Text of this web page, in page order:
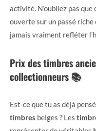
activité. N’oubliez pas
ouverte sur un passé
jamais vraiment refléter
Prix des timbres
collectionneurs 📚
Est-ce que tu as déjà
timbres belges ? Les